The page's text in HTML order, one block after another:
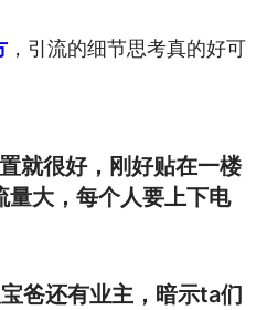
，引流的细节思考真的好可
就很好，刚好贴在一楼
量大，每个人要上下电
爸还有业主，暗示ta们